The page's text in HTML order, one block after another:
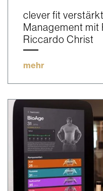
clever fit
Management mit
Riccardo Christ
mehr